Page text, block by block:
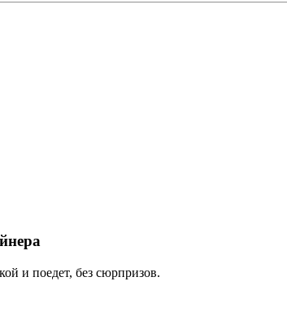
и поедет, без сюрпризов.